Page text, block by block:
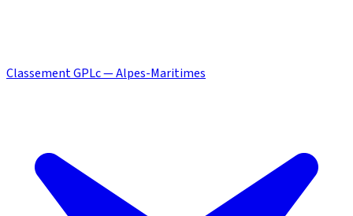
Classement GPLc — Alpes-Maritimes